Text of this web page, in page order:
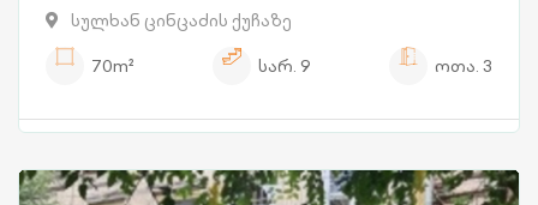
სულხან ცინცაძის ქუჩაზე
70m²
სარ. 9 ოთა. 3